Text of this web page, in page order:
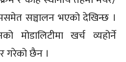
सञ्चालन भएको देखिन्छ ।
मोडालिटीमा खर्च व्यहोर्ने
गरेको छैन ।